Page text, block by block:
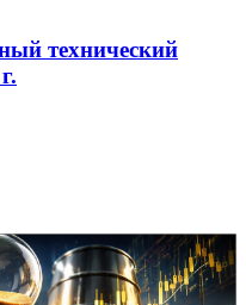
технический